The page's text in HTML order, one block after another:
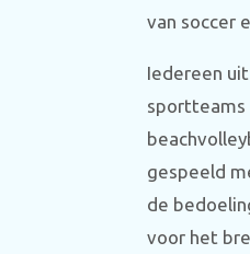
van soccer
Iedereen
sportteams
gespeeld
de
voor het